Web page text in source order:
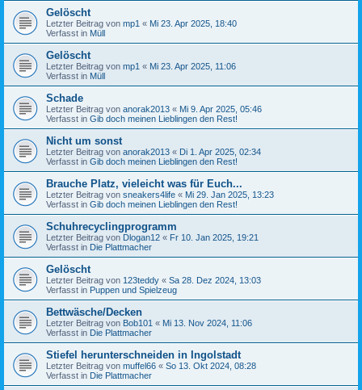
Gelöscht
Letzter Beitrag von mp1 « Mi 23. Apr 2025, 18:40
Verfasst in Müll
Gelöscht
Letzter Beitrag von mp1 « Mi 23. Apr 2025, 11:06
Verfasst in Müll
Schade
Letzter Beitrag von anorak2013 « Mi 9. Apr 2025, 05:46
Verfasst in Gib doch meinen Lieblingen den Rest!
Nicht um sonst
Letzter Beitrag von anorak2013 « Di 1. Apr 2025, 02:34
Verfasst in Gib doch meinen Lieblingen den Rest!
Brauche Platz, vieleicht was für Euch...
Letzter Beitrag von sneakers4life « Mi 29. Jan 2025, 13:23
Verfasst in Gib doch meinen Lieblingen den Rest!
Schuhrecyclingprogramm
Letzter Beitrag von Dlogan12 « Fr 10. Jan 2025, 19:21
Verfasst in Die Plattmacher
Gelöscht
Letzter Beitrag von 123teddy « Sa 28. Dez 2024, 13:03
Verfasst in Puppen und Spielzeug
Bettwäsche/Decken
Letzter Beitrag von Bob101 « Mi 13. Nov 2024, 11:06
Verfasst in Die Plattmacher
Stiefel herunterschneiden in Ingolstadt
Letzter Beitrag von muffel66 « So 13. Okt 2024, 08:28
Verfasst in Die Plattmacher